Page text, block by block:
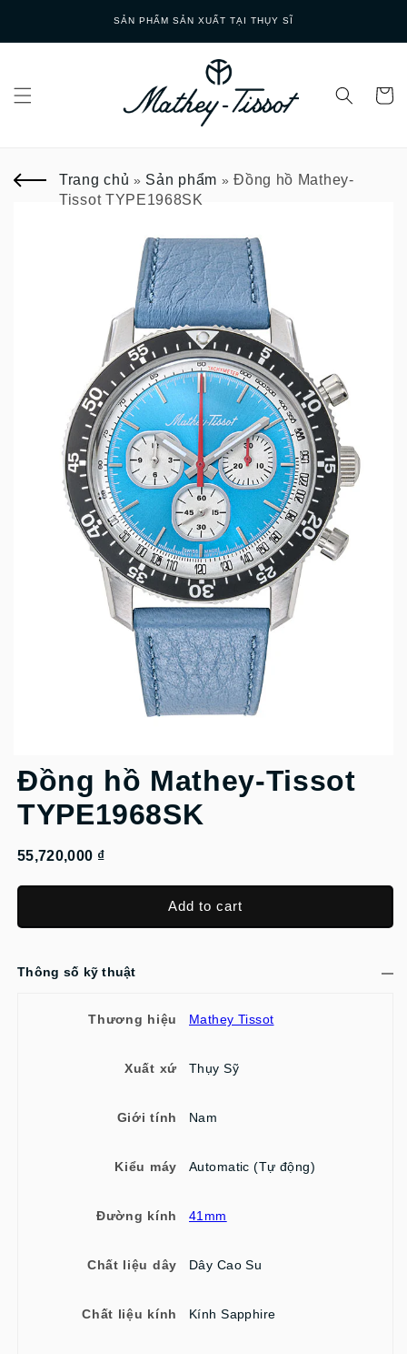
GIAO HÀNG NHANH
Trang chủ » Sản phẩm »Đồng hồ Mathey-
Tissot TYPE1968SK
Đồng hồ Mathey-Tissot
TYPE1968SK
55,720,000 ₫
Add to cart
Thông số kỹ thuật
Thương hiệu Mathey Tissot
Xuất xứ Thụy Sỹ
Giới tính Nam
Kiểu máy Automatic (Tự động)
Đường kính 41mm
Chất liệu dây Dây Cao Su
Chất liệu kính Kính Sapphire